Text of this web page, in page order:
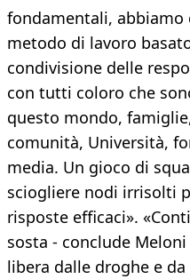
fondamentali,
metodo di lavoro
condivisione delle
con tutti coloro che
questo mondo,
comunità, Università,
media. Un gioco di
sciogliere nodi irrisolti
risposte efficaci».
sosta - conclude
libera dalle droghe e